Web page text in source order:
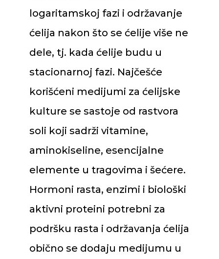
logaritamskoj fazi i održavanje
ćelija nakon što se ćelije više ne
dele, tj. kada ćelije budu u
stacionarnoj fazi. Najčešće
korišćeni medijumi za ćelijske
kulture se sastoje od rastvora
soli koji sadrži vitamine,
aminokiseline, esencijalne
elemente u tragovima i šećere.
Hormoni rasta, enzimi i biološki
aktivni proteini potrebni za
podršku rasta i održavanja ćelija
obično se dodaju medijumu u